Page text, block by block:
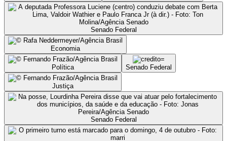
Senado Federal
Economia
Política Senado Federal
Justiça
Senado Federal